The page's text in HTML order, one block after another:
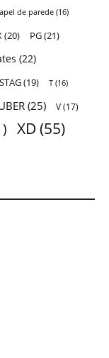
de parede(16)
(20) PG(21)
(22)
STAG(19) T (16)
(25) V(17)
XD (55)